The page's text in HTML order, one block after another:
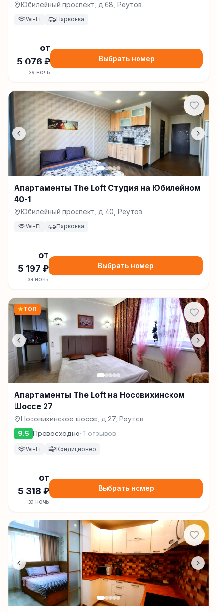
Юбилейный проспект, д.68, Реутов
Wi-Fi Парковка
от
5 076 ₽
за ночь
Выбрать номер
Апартаменты The Loft Студия на Юбилейном
40-1
Юбилейный проспект, д 40, Реутов
Wi-Fi Парковка
от
5 197 ₽
за ночь
Выбрать номер
★ТОП
Апартаменты The Loft на Носовихинском
Шоссе 27
Носовихинское шоссе, д 27, Реутов
9.5 Превосходно· 1 отзывов
Wi-Fi Кондиционер
от
5 318 ₽
за ночь
Выбрать номер